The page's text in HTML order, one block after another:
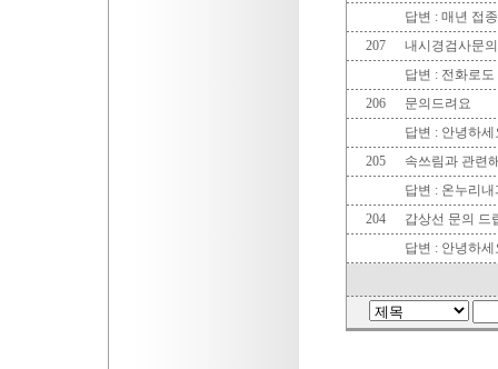
답변 : 매년 접
207
내시경검사문의
답변 : 전화로
206
문의드려요
답변 : 안녕하
205
속쓰림과 관련
답변 : 온누리
204
갑상선 문의 드
답변 : 안녕하